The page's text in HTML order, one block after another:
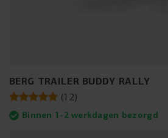
BERG TRAILER BUDDY RALLY
(12)
Binnen 1-2 werkdagen bezorgd